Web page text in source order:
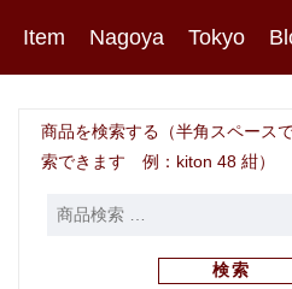
Item Nagoya Tokyo
商品を検索する（半角スペース
索できます 例：kiton 48 紺）
検索